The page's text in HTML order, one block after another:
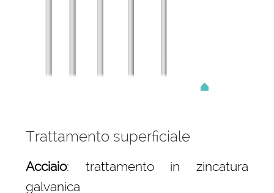
Trattamento superficiale
Acciaio: trattamento in zincatura
galvanica